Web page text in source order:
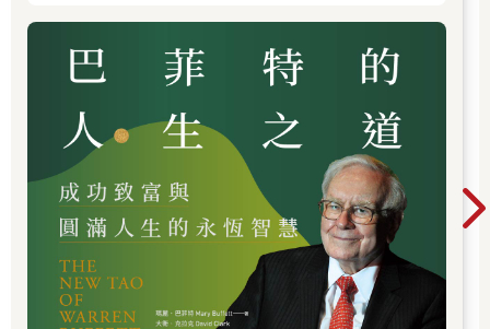
都是電腦的拿手好戲。
可預見的是，未來會有更多企業將使用在計算與分析上都表
現傑出的AI設定價格，並藉此提升競爭力。
▶賣到有剩與賣到沒剩的對策
動態定價的第二個特徵是：愈早預約愈便宜，愈晚確認愈昂
對企業而言，擴大利潤的關鍵在解決兩個問題：一是避免因
為空位與空房而產生業績上的損失，二是避免因為賣得太便宜且
賣光了，錯失無法高價售出機會的損失。這個方法就是「早預約